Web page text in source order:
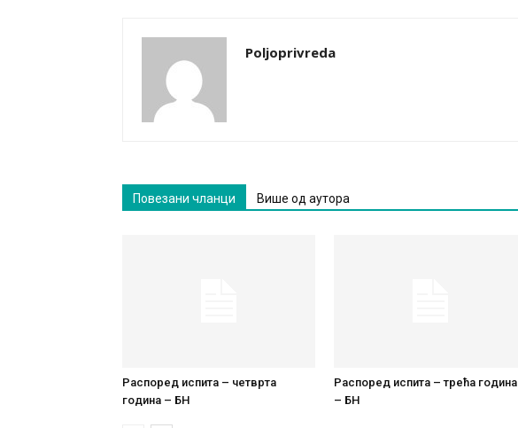
Poljoprivreda
Повезани чланци Више од аутора
Распоред испита – четврта
година – БН
Распоред испита – трећа година
– БН